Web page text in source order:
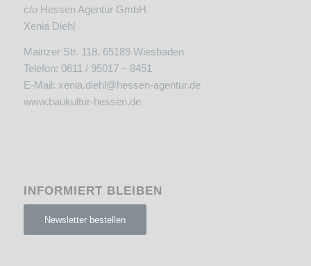
c/o Hessen Agentur GmbH
Xenia Diehl
Mainzer Str. 118, 65189 Wiesbaden
Telefon: 0611 / 95017 – 8451
E-Mail: xenia.diehl@hessen-agentur.de
www.baukultur-hessen.de
INFORMIERT BLEIBEN
Newsletter bestellen